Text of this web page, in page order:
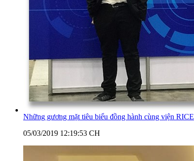
Những gương mặt tiêu biểu đồng hành cùng viện RICE
05/03/2019 12:19:53 CH